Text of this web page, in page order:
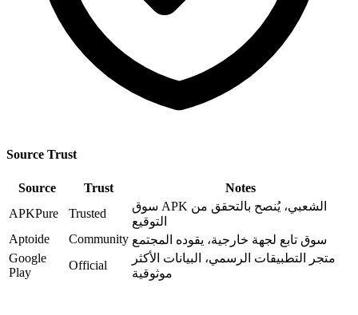
Source Trust
Source Trust
Notes
APKPure
Trusted
سوق APK الشعبي، يُنصح بالتحقق من
التوقيع
Aptoide
Community سوق تابع لجهة خارجية، يقوده المجتمع
Google
Play
Official
متجر التطبيقات الرسمي، البيانات الأكثر
موثوقية